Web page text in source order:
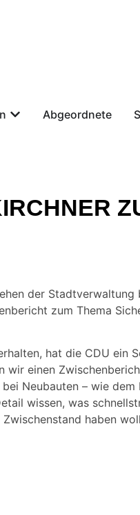
Abgeordnete
der
zum Thema
hat die CDU ein
wir einen
Neubauten – wie
wissen, was
haben